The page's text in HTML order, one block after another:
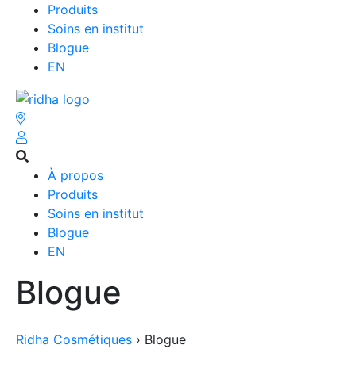
Produits
Soins en institut
Blogue
EN
À propos
Produits
Soins en institut
Blogue
EN
Blogue
Ridha Cosmétiques › Blogue